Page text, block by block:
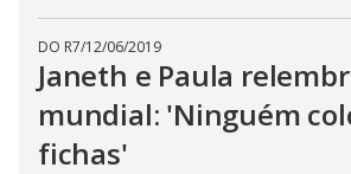
DO R7/12/06/2019
Janeth e Paula
mundial: 'Ninguém
fichas'